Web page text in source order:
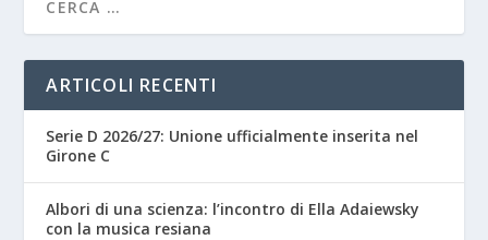
ARTICOLI RECENTI
Serie D 2026/27: Unione ufficialmente inserita nel
Girone C
Albori di una scienza: l’incontro di Ella Adaiewsky
con la musica resiana